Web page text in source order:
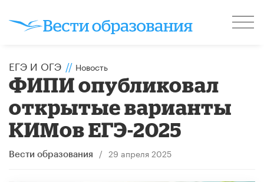
ЕГЭ И ОГЭ // Новость
ФИПИ опубликовал
открытые варианты
КИМов ЕГЭ-2025
Вести образования / 29 апреля 2025